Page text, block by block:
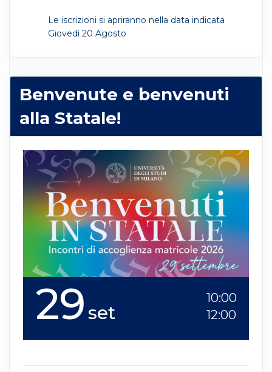
Le iscrizioni si apriranno nella data indicata
Giovedì 20 Agosto
Benvenute e benvenuti
alla Statale!
29set
10:00
12:00